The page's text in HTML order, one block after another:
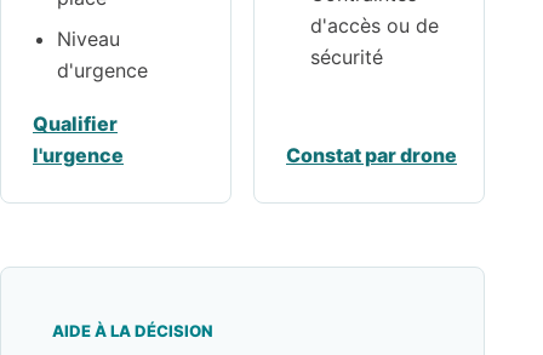
Niveau
d'urgence
Qualifier
l'urgence
d'accès ou de
sécurité
Constat par drone
AIDE À LA DÉCISION